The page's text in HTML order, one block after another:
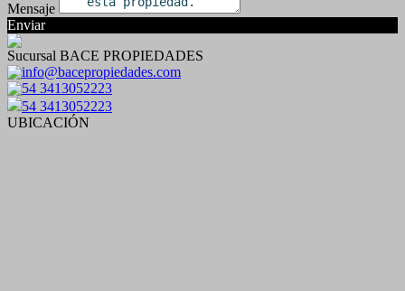
Mensaje
Enviar
Sucursal BACE PROPIEDADES
info@bacepropiedades.com
54 3413052223
54 3413052223
UBICACIÓN